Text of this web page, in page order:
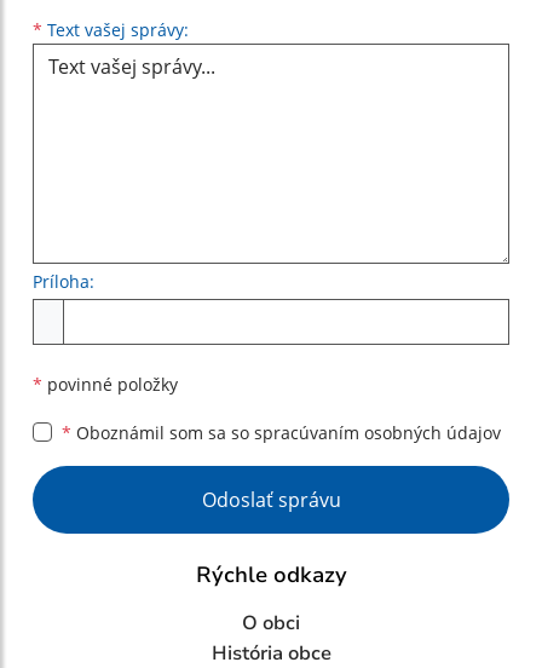
* Text vašej správy:
Príloha:
* povinné položky
* Oboznámil som sa so spracúvaním osobných údajov
Google reCaptcha Response
Odoslať správu
Rýchle odkazy
O obci
História obce